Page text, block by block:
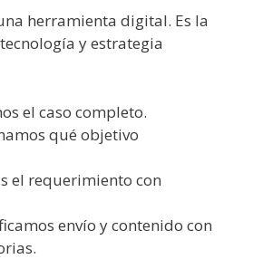
herramienta digital. Es la
y estrategia
el caso completo.
qué objetivo
el requerimiento con
envío y contenido con